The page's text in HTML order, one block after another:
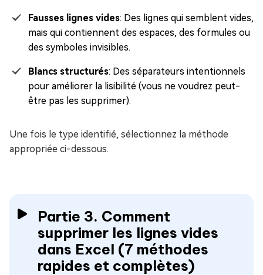
Fausses lignes vides: Des lignes qui semblent vides,
mais qui contiennent des espaces, des formules ou
des symboles invisibles.
Blancs structurés: Des séparateurs intentionnels
pour améliorer la lisibilité (vous ne voudrez peut-
être pas les supprimer).
Une fois le type identifié, sélectionnez la méthode
appropriée ci-dessous.
Partie 3. Comment
supprimer les lignes vides
dans Excel (7 méthodes
rapides et complètes)